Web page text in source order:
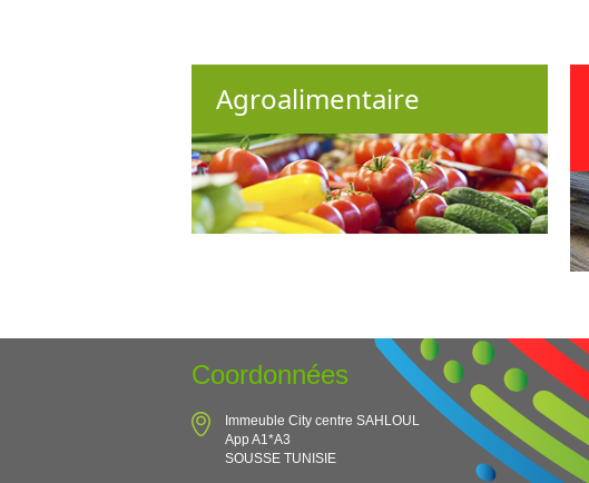
Agroalimentaire
Coordonnées
Immeuble City centre SAHLOUL
App A1*A3
SOUSSE TUNISIE